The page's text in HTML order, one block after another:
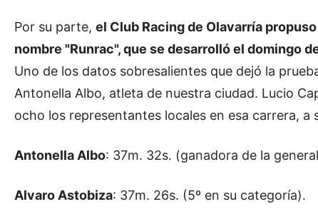
Por su parte, el Club Racing de Olavarría
nombre "Runrac", que se desarrolló el domingo
Uno de los datos sobresalientes que dejó la
Antonella Albo, atleta de nuestra ciudad. Lucio
ocho los representantes locales en esa carrera, a
Antonella Albo: 37m. 32s. (ganadora de la
Alvaro Astobiza: 37m. 26s. (5º en su categoría).